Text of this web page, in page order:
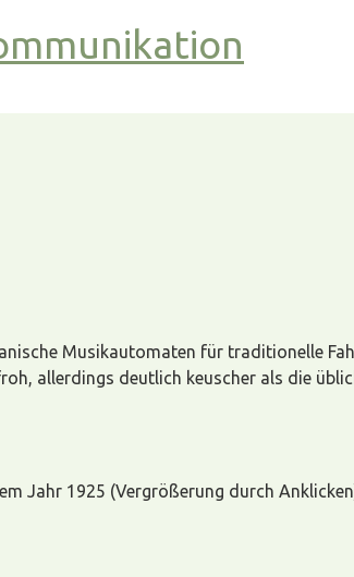
Musikautomaten für traditionelle
allerdings deutlich keuscher als die
Jahr 1925 (Vergrößerung durch